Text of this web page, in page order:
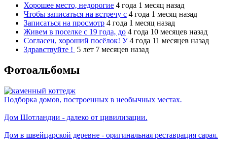
Хорошее место, недорогие 4 года 1 месяц назад
Чтобы записаться на встречу с 4 года 1 месяц назад
Записаться на просмотр 4 года 1 месяц назад
Живем в поселке с 19 года, до 4 года 10 месяцев назад
Согласен, хороший посёлок! У 4 года 11 месяцев назад
Здравствуйте ! 5 лет 7 месяцев назад
Фотоальбомы
Подборка домов, построенных в необычных местах.
Дом Шотландии - далеко от цивилизации.
Дом в швейцарской деревне - оригинальная реставрация сарая.